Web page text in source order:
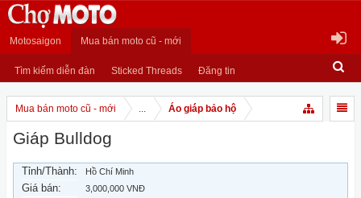
Motosaigon Mua bán moto cũ - mới
Tìm kiếm diễn đàn Sticked Threads Đăng tin
Mua bán moto cũ - mới ... Áo giáp bảo hộ
Giáp Bulldog
Tỉnh/Thành: Hồ Chí Minh
Giá bán: 3,000,000 VNĐ